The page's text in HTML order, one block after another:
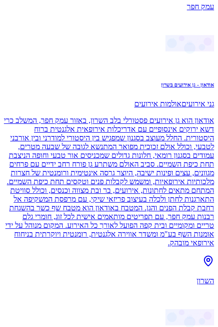
עמק חפר
אודאון - גן אירועים בשרון
גני אירועיםאולמות אירועים
אודאון הוא גן אירועים פסטורלי בלב השרון, באזור עמק חפר, המשלב כרי
דשא ירוקים אינסופיים עם אדריכלות אירופאית אלגנטית ברוח
היסטורית. החלל מעוצב בסגנון שמפגיש בין היסטורי למודרני ובין אורבני
לטבעי, וכולל אולם זכוכית מפואר המתנשא לגובה של שבעה מטרים,
עמודים בסגנון רומאי, חלונות גדולים שמכניסים אור טבעי וחופה הניצבת
תחת כיפת השמיים. סביב האולם משתרע גן פורח רחב ידיים עם פרחים
מגוונים, עצים ופינות ישיבה, היוצר גרסה אינטימית ורומנטית של חצרות
מלכותיות אירופאיות, ומשמש לקבלות פנים וטקסים תחת כיפת השמיים.
המתחם מתאים לחתונות, אירועים, בר ובת מצווה וכנסים, וכולל סוויטת
התארגנות לחתן ולכלה בעיצוב פריזאי שיקי, עם מרפסת המשקיפה אל
רחבת קבלת הפנים והגן. המטבח באודאון הוא מטבח שף כשר בהשגחת
רבנות עמק חפר, עם תפריטים מותאמים אישית לכל זוג, חומרי גלם
טריים ומקומיים ובית קפה הפועל לאורך כל האירוע. המקום מנוהל על ידי
אומנות השף בע"מ ומשדר אווירה אלגנטית, רומנטית ויוקרתית בניחוח
אירופאי מובהק.
השרון